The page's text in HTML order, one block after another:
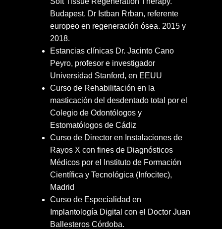
Budapest. Dr Istban Rrban, referente
europeo en regeneración ósea. 2015 y
2018.
Estancias clínicas Dr. Jacinto Cano
Peyro, profesor e investigador
Universidad Stanford, en EEUU
Curso de Rehabilitación en la
masticación del desdentado total por el
Colegio de Odontólogos y
Estomatólogos de Cádiz
Curso de Director en Instalaciones de
Rayos X con fines de Diagnósticos
Médicos por el Instituto de Formación
Científica y Tecnológica (Infocitec),
Madrid
Curso de Especialidad en
Implantología Digital​ con el Doctor Juan
Ballesteros Córdoba.